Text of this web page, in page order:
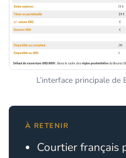
L’interface principale
À RETENIR
Courtier français